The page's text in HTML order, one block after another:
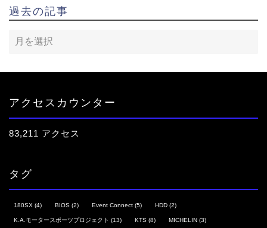
過去の記事
アクセスカウンター
83,211 アクセス
タグ
180SX (4) BIOS (2) Event Connect (5) HDD (2)
K.A.モータースポーツプロジェクト (13) KTS (8) MICHELIN (3)